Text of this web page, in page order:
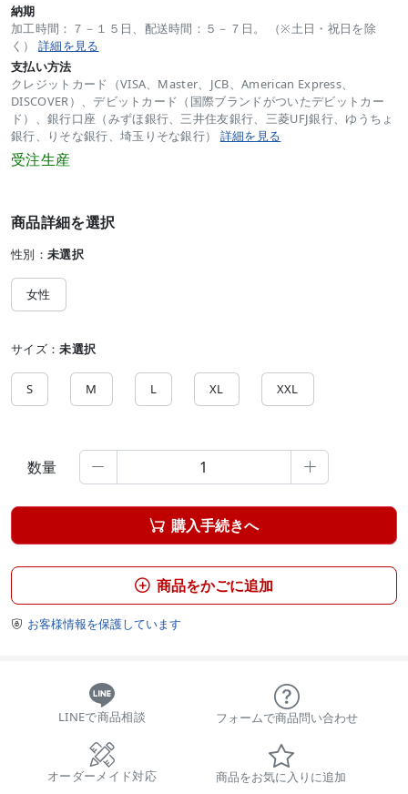
納期
加工時間：７－１５日、配送時間：５－７日。 （※土日・祝日を除
く） 詳細を見る
支払い方法
クレジットカード（VISA、Master、JCB、American Express、
DISCOVER）、デビットカード（国際ブランドがついたデビットカー
ド）、銀行口座（みずほ銀行、三井住友銀行、三菱UFJ銀行、ゆうちょ
銀行、りそな銀行、埼玉りそな銀行） 詳細を見る
受注生産
商品詳細を選択
性別： 未選択
女性
サイズ：未選択
S M L XL XXL
数量  
 購入手続きへ
 商品をかごに追加
 お客様情報を保護しています
LINEで商品相談 フォームで商品問い合わせ
オーダーメイド対応 商品をお気に入りに追加